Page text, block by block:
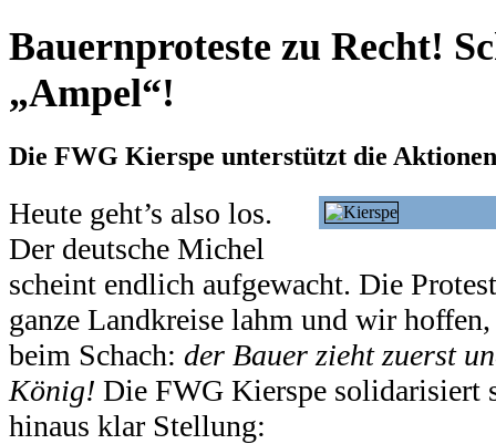
Bauernproteste zu Recht!
„Ampel“!
Die FWG Kierspe unterstützt die
Heute geht’s also los.
Der deutsche Michel
scheint endlich aufgewacht. Die
ganze Landkreise lahm und wir hoffen,
beim Schach: der Bauer zieht zuerst
König! Die FWG Kierspe solidarisiert
hinaus klar Stellung: